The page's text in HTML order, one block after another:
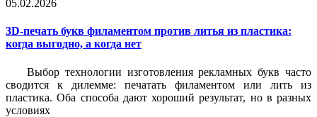
05.02.2026
3D-печать букв филаментом против литья из пластика:
когда выгодно, а когда нет
Выбор технологии изготовления рекламных букв часто
сводится к дилемме: печатать филаментом или лить из
пластика. Оба способа дают хороший результат, но в разных
условиях